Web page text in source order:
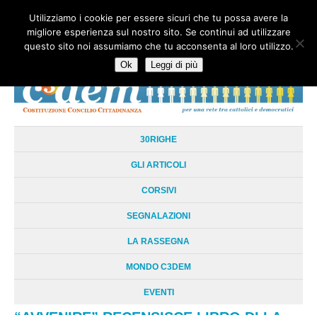
HOME CHI SIAMO LA RETE LE RADICI DOCUMENTAZIONE
AREE TEMATICHE
30RIGHE
GLI ARTICOLI
CORSIVI
SEGNALAZIONI
LA RASSEGNA
MONDO C3DEM
EVENTI
Utilizziamo i cookie per essere sicuri che tu possa avere la
migliore esperienza sul nostro sito. Se continui ad utilizzare
questo sito noi assumiamo che tu acconsenta al loro utilizzo.
Ok Leggi di più